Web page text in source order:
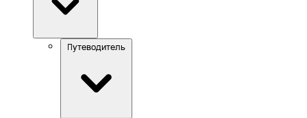
Путеводитель